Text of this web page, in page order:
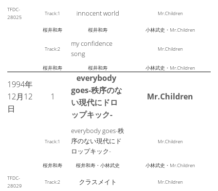
TFDC-
28025
Track:1 innocent world Mr.Children
桜井和寿 桜井和寿 小林武史・Mr.Children
Track:2
my confidence
song
Mr.Children
桜井和寿 桜井和寿 小林武史・Mr.Children
1994年
12月12
日
1
everybody
goes-秩序のな
い現代にドロ
ップキック-
Mr.Children
Track:1
everybody goes-秩
序のない現代にド
ロップキック-
Mr.Children
桜井和寿 桜井和寿・小林武史
小林武史・Mr.Children
TFDC-
28029
Track:2 クラスメイト Mr.Children